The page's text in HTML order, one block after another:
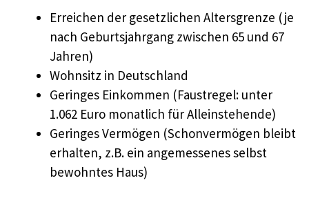
Erreichen der gesetzlichen Altersgrenze (je
nach Geburtsjahrgang zwischen 65 und 67
Jahren)
Wohnsitz in Deutschland
Geringes Einkommen (Faustregel: unter
1.062 Euro monatlich für Alleinstehende)
Geringes Vermögen (Schonvermögen bleibt
erhalten, z.B. ein angemessenes selbst
bewohntes Haus)